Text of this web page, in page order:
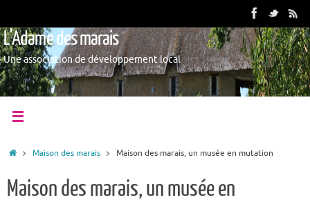
L'Adame des marais
Une association de développement local
Maison des marais Maison des marais, un musée en mutation
Maison des marais, un musée en